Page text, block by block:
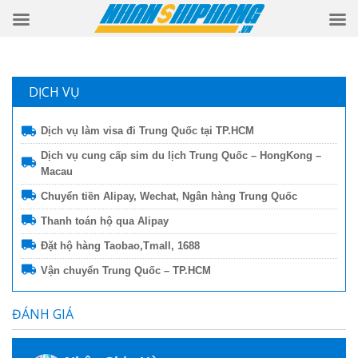
DỊCH VỤ
Dịch vụ làm visa đi Trung Quốc tại TP.HCM
Dịch vụ cung cấp sim du lịch Trung Quốc – HongKong –
Macau
Chuyển tiền Alipay, Wechat, Ngân hàng Trung Quốc
Thanh toán hộ qua Alipay
Đặt hộ hàng Taobao,Tmall, 1688
Vận chuyển Trung Quốc – TP.HCM
ĐÁNH GIÁ